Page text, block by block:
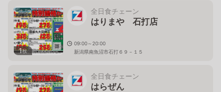
1枚
全日食チェーン
はりまや 石打店
09:00～20:00
新潟県南魚沼市石打６９－１５
全日食チェーン
はらぜん